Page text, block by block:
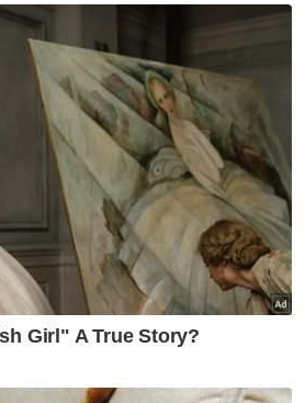
dianggap ancaman
persoalan sebenar
lebih
berbanding
yang bertujuan
memecahkan
kelulusan perolehan
kelompok kecil kerana
tanpa pengawasan
mata’
tanggungjawab